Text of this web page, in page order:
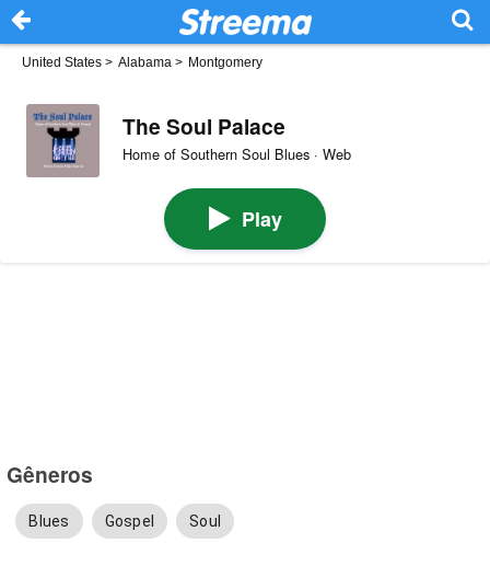
United States > Alabama > Montgomery
The Soul Palace
Home of Southern Soul Blues · Web
Play
Gêneros
Blues Gospel Soul